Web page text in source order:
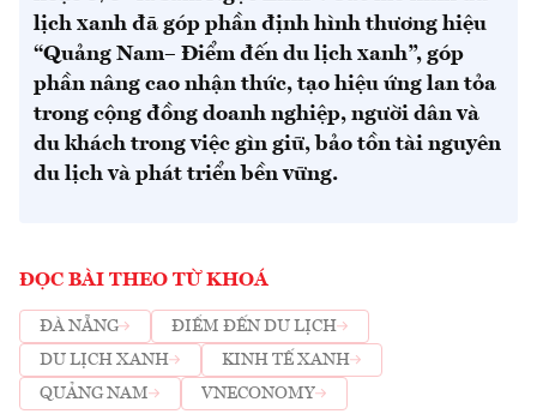
lịch xanh đã góp phần định hình thương hiệu
“Quảng Nam– Điểm đến du lịch xanh”, góp
phần nâng cao nhận thức, tạo hiệu ứng lan tỏa
trong cộng đồng doanh nghiệp, người dân và
du khách trong việc gìn giữ, bảo tồn tài nguyên
du lịch và phát triển bền vững.
ĐỌC BÀI THEO TỪ KHOÁ
ĐÀ NẴNG
ĐIỂM ĐẾN DU LỊCH
DU LỊCH XANH
KINH TẾ XANH
QUẢNG NAM
VNECONOMY